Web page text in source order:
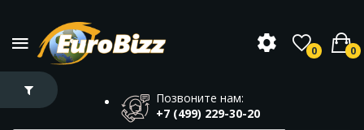
0 0
Позвоните нам:
+7 (499) 229-30-20